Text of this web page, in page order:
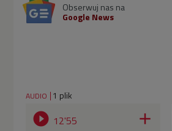
Obserwuj nas na
Google News
AUDIO 1 plik
 12'55 